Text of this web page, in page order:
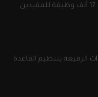
يوجه باعتماد 17 ألف وظيفة للمقيدين
بتنظيم القاعدة